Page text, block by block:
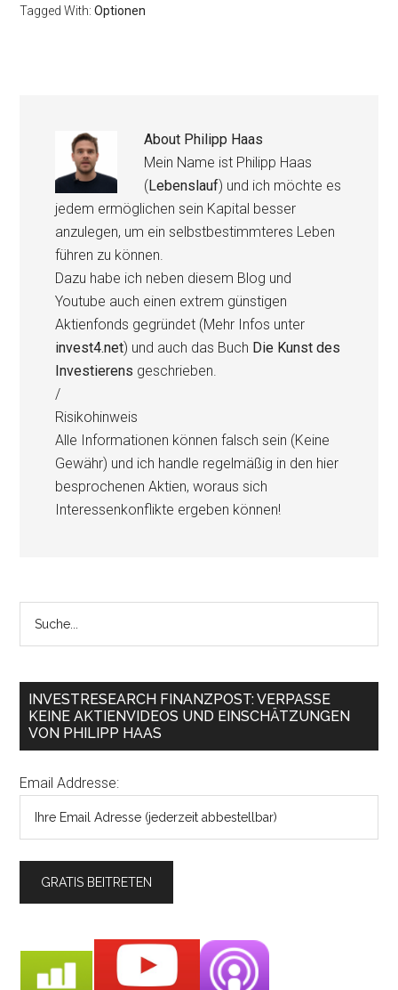
Tagged With:Optionen
About Philipp Haas
Mein Name ist Philipp Haas
(Lebenslauf) und ich möchte es
jedem ermöglichen sein Kapital besser
anzulegen, um ein selbstbestimmteres Leben
führen zu können.
Dazu habe ich neben diesem Blog und
Youtube auch einen extrem günstigen
Aktienfonds gegründet (Mehr Infos unter
invest4.net) und auch das Buch Die Kunst des
Investierens geschrieben.
/
Risikohinweis
Alle Informationen können falsch sein (Keine
Gewähr) und ich handle regelmäßig in den hier
besprochenen Aktien, woraus sich
Interessenkonflikte ergeben können!
INVESTRESEARCH FINANZPOST: VERPASSE
KEINE AKTIENVIDEOS UND EINSCHÄTZUNGEN
VON PHILIPP HAAS
Email Addresse: